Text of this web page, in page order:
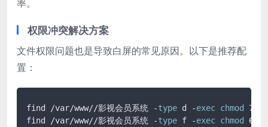
率。
权限冲突解决方案
文件权限问题也是导致白屏的常见原因。以下是推荐配
置：
find /var/www//影视会员系统 -type d -exec chmod
find /var/www//影视会员系统 -type f -exec chmod